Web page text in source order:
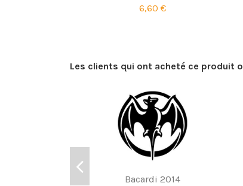
6,60 €
Les clients qui ont acheté ce produit
Bacardi 2014